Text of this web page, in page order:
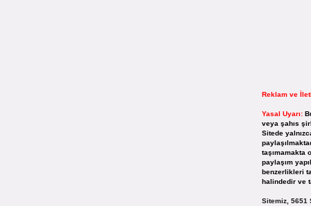
Reklam ve
Yasal Uyarı:
veya şahıs
Sitede
taşımamakta
paylaşım
benzerlikleri
halindedir ve
Sitemiz, 5651